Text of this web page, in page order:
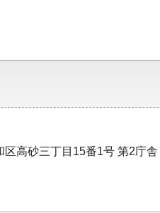
高砂三丁目15番1号 第2庁舎